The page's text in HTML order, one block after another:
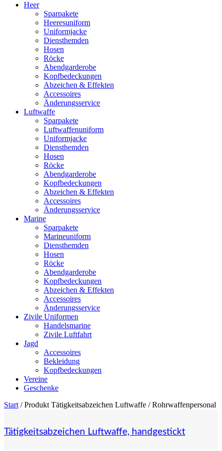
Heer
Sparpakete
Heeresuniform
Uniformjacke
Diensthemden
Hosen
Röcke
Abendgarderobe
Kopfbedeckungen
Abzeichen & Effekten
Accessoires
Änderungsservice
Luftwaffe
Sparpakete
Luftwaffenuniform
Uniformjacke
Diensthemden
Hosen
Röcke
Abendgarderobe
Kopfbedeckungen
Abzeichen & Effekten
Accessoires
Änderungsservice
Marine
Sparpakete
Marineuniform
Diensthemden
Hosen
Röcke
Abendgarderobe
Kopfbedeckungen
Abzeichen & Effekten
Accessoires
Änderungsservice
Zivile Uniformen
Handelsmarine
Zivile Luftfahrt
Jagd
Accessoires
Bekleidung
Kopfbedeckungen
Vereine
Geschenke
Start / Produkt Tätigkeitsabzeichen Luftwaffe / Rohrwaffenpersonal
Tätigkeitsabzeichen Luftwaffe, handgestickt